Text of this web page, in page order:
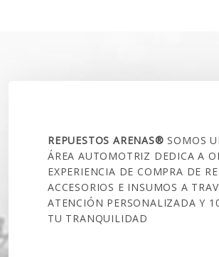
REPUESTOS ARENAS®SOMOS
ÁREA AUTOMOTRIZ DEDICA A
EXPERIENCIA DE COMPRA DE
ACCESORIOS E INSUMOS A
ATENCIÓN PERSONALIZADA Y
TU TRANQUILIDAD